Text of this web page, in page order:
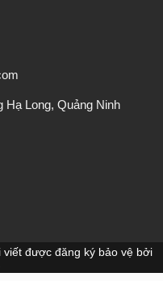
Long, Quảng Ninh
được đăng ký bảo vệ bởi